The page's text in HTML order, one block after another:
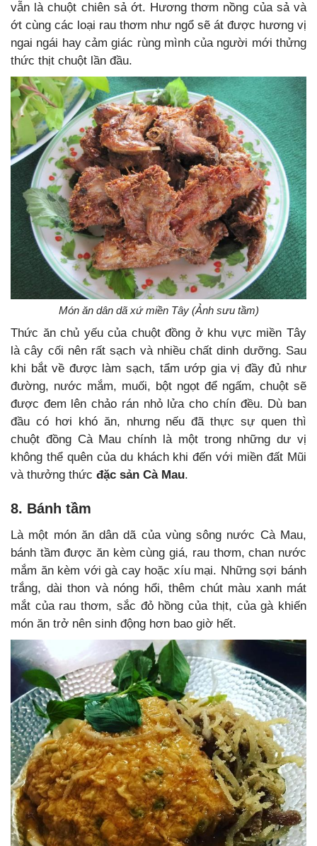
vẫn là chuột chiên sả ớt. Hương thơm nồng của sả và
ớt cùng các loại rau thơm như ngổ sẽ át được hương vị
ngai ngái hay cảm giác rùng mình của người mới thửng
thức thịt chuột lần đầu.
Món ăn dân dã xứ miền Tây (Ảnh sưu tầm)
Thức ăn chủ yếu của chuột đồng ở khu vực miền Tây
là cây cối nên rất sạch và nhiều chất dinh dưỡng. Sau
khi bắt về được làm sạch, tẩm ướp gia vị đầy đủ như
đường, nước mắm, muối, bột ngọt để ngấm, chuột sẽ
được đem lên chảo rán nhỏ lửa cho chín đều. Dù ban
đầu có hơi khó ăn, nhưng nếu đã thực sự quen thì
chuột đồng Cà Mau chính là một trong những dư vị
không thể quên của du khách khi đến với miền đất Mũi
và thưởng thức đặc sản Cà Mau.
8. Bánh tầm
Là một món ăn dân dã của vùng sông nước Cà Mau,
bánh tầm được ăn kèm cùng giá, rau thơm, chan nước
mắm ăn kèm với gà cay hoặc xíu mại. Những sợi bánh
trắng, dài thon và nóng hổi, thêm chút màu xanh mát
mắt của rau thơm, sắc đỏ hồng của thịt, của gà khiến
món ăn trở nên sinh động hơn bao giờ hết.